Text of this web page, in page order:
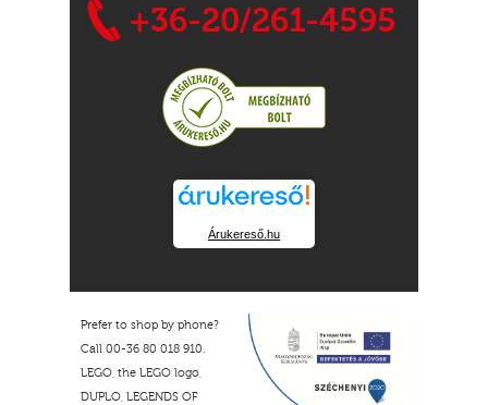
+36-20/261-4595
Árukereső.hu
Prefer to shop by phone?
Call 00-36 80 018 910.
LEGO, the LEGO logo,
DUPLO, LEGENDS OF